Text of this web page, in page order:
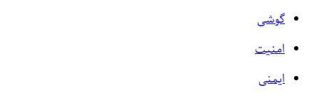
گوشی
امنیت
ایمنی